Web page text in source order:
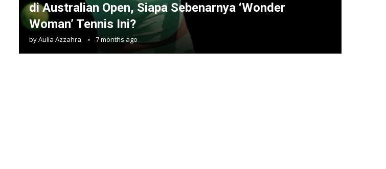
di Australian Open, Siapa Sebenarnya ‘Wonder
Woman’ Tennis Ini?
byAulia Azzahra 7 months ago